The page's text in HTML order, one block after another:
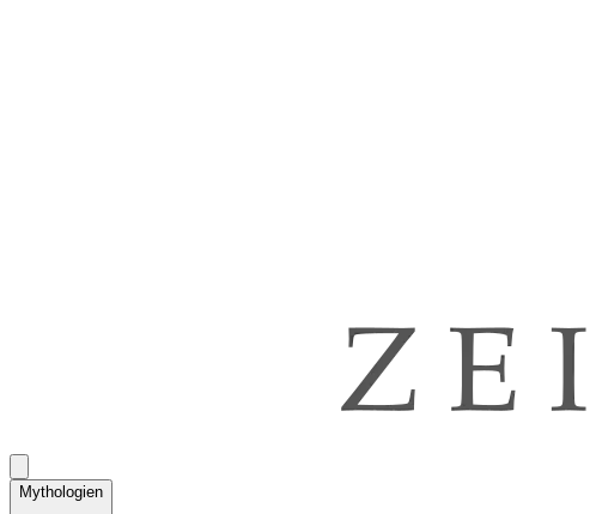
Mythologien